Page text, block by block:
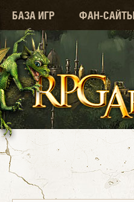
БАЗА ИГР ФАН-САЙТЫ